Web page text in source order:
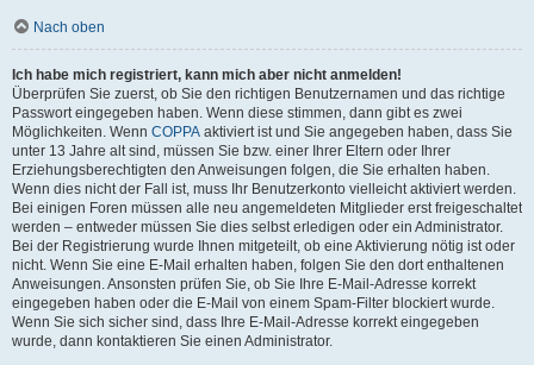
Nach oben
Ich habe mich registriert, kann mich aber nicht anmelden!
Überprüfen Sie zuerst, ob Sie den richtigen Benutzernamen und das richtige
Passwort eingegeben haben. Wenn diese stimmen, dann gibt es zwei
Möglichkeiten. Wenn COPPA aktiviert ist und Sie angegeben haben, dass Sie
unter 13 Jahre alt sind, müssen Sie bzw. einer Ihrer Eltern oder Ihrer
Erziehungsberechtigten den Anweisungen folgen, die Sie erhalten haben.
Wenn dies nicht der Fall ist, muss Ihr Benutzerkonto vielleicht aktiviert werden.
Bei einigen Foren müssen alle neu angemeldeten Mitglieder erst freigeschaltet
werden – entweder müssen Sie dies selbst erledigen oder ein Administrator.
Bei der Registrierung wurde Ihnen mitgeteilt, ob eine Aktivierung nötig ist oder
nicht. Wenn Sie eine E-Mail erhalten haben, folgen Sie den dort enthaltenen
Anweisungen. Ansonsten prüfen Sie, ob Sie Ihre E-Mail-Adresse korrekt
eingegeben haben oder die E-Mail von einem Spam-Filter blockiert wurde.
Wenn Sie sich sicher sind, dass Ihre E-Mail-Adresse korrekt eingegeben
wurde, dann kontaktieren Sie einen Administrator.